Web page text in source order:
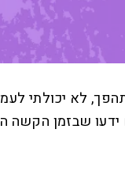
התהפך, לא
ידעו שבזמן